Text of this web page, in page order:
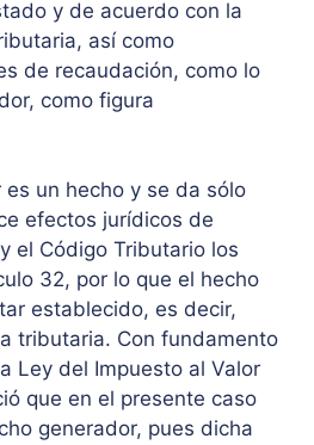
y de acuerdo con la
así como
de recaudación, como lo
como figura
es un hecho y se da sólo
efectos jurídicos de
el Código Tributario los
32, por lo que el hecho
establecido, es decir,
tributaria. Con fundamento
Ley del Impuesto al Valor
que en el presente caso
generador, pues dicha